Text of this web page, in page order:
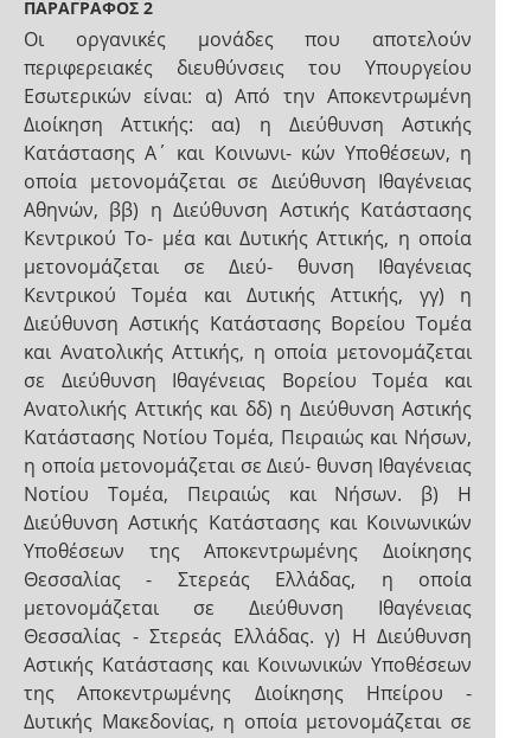
ΠΑΡΑΓΡΑΦΟΣ 2
Οι οργανικές μονάδες που αποτελούν
περιφερειακές διευθύνσεις του Υπουργείου
Εσωτερικών είναι: α) Από την Αποκεντρωμένη
Διοίκηση Αττικής: αα) η Διεύθυνση Αστικής
Κατάστασης Α΄ και Κοινωνι- κών Υποθέσεων, η
οποία μετονομάζεται σε Διεύθυνση Ιθαγένειας
Αθηνών, ββ) η Διεύθυνση Αστικής Κατάστασης
Κεντρικού Το- μέα και Δυτικής Αττικής, η οποία
μετονομάζεται σε Διεύ- θυνση Ιθαγένειας
Κεντρικού Τομέα και Δυτικής Αττικής, γγ) η
Διεύθυνση Αστικής Κατάστασης Βορείου Τομέα
και Ανατολικής Αττικής, η οποία μετονομάζεται
σε Διεύθυνση Ιθαγένειας Βορείου Τομέα και
Ανατολικής Αττικής και δδ) η Διεύθυνση Αστικής
Κατάστασης Νοτίου Τομέα, Πειραιώς και Νήσων,
η οποία μετονομάζεται σε Διεύ- θυνση Ιθαγένειας
Νοτίου Τομέα, Πειραιώς και Νήσων. β) Η
Διεύθυνση Αστικής Κατάστασης και Κοινωνικών
Υποθέσεων της Αποκεντρωμένης Διοίκησης
Θεσσαλίας - Στερεάς Ελλάδας, η οποία
μετονομάζεται σε Διεύθυνση Ιθαγένειας
Θεσσαλίας - Στερεάς Ελλάδας. γ) Η Διεύθυνση
Αστικής Κατάστασης και Κοινωνικών Υποθέσεων
της Αποκεντρωμένης Διοίκησης Ηπείρου -
Δυτικής Μακεδονίας, η οποία μετονομάζεται σε